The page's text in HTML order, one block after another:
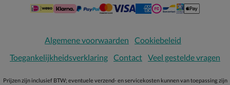
Algemene voorwaarden
Cookiebeleid
Toegankelijkheidsverklaring Contact Veel gestelde vragen
Prijzen zijn inclusief BTW; eventuele verzend- en servicekosten kunnen van toepassing zijn